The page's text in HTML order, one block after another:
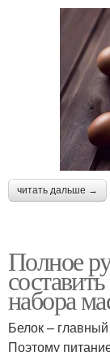
читать дальше →
Полное
набора
Белок –
Поэтому